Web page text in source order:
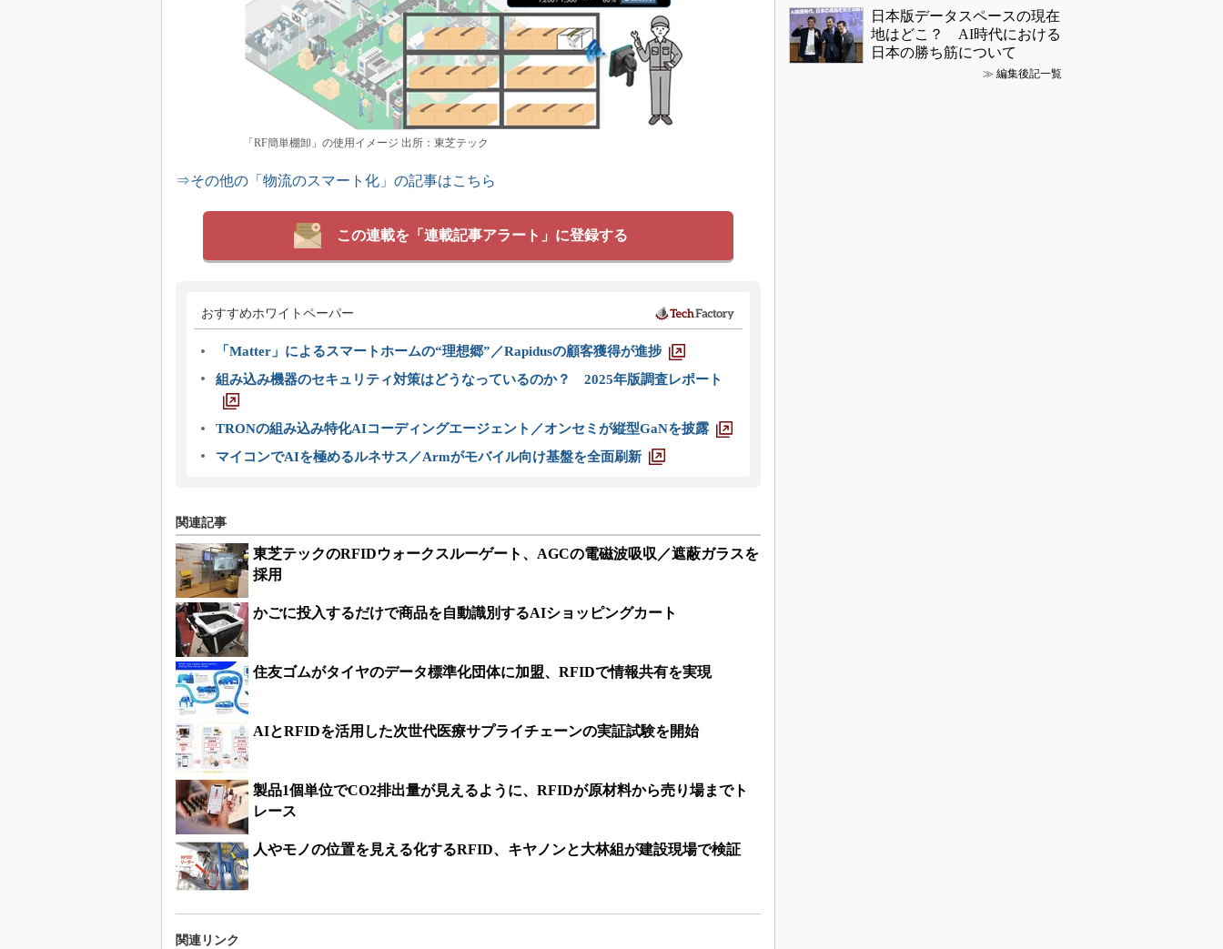
「RF簡単棚卸」の使用イメージ 出所：東芝テック
⇒その他の「物流のスマート化」の記事はこちら
この連載を「連載記事アラート」に登録する
おすすめホワイトペーパー
「Matter」によるスマートホームの“理想郷”／Rapidusの顧客獲得が進捗
組み込み機器のセキュリティ対策はどうなっているのか？ 2025年版調査レポート
TRONの組み込み特化AIコーディングエージェント／オンセミが縦型GaNを披露
マイコンでAIを極めるルネサス／Armがモバイル向け基盤を全面刷新
関連記事
東芝テックのRFIDウォークスルーゲート、AGCの電磁波吸収／遮蔽ガラスを
採用
かごに投入するだけで商品を自動識別するAIショッピングカート
住友ゴムがタイヤのデータ標準化団体に加盟、RFIDで情報共有を実現
AIとRFIDを活用した次世代医療サプライチェーンの実証試験を開始
製品1個単位でCO2排出量が見えるように、RFIDが原材料から売り場までト
レース
人やモノの位置を見える化するRFID、キヤノンと大林組が建設現場で検証
関連リンク
日本版データスペースの現在
地はどこ？ AI時代における
日本の勝ち筋について
≫ 編集後記一覧